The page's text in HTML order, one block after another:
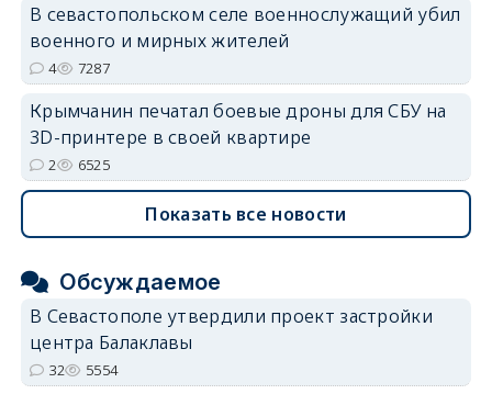
В севастопольском селе военнослужащий убил
военного и мирных жителей
4 7287
Крымчанин печатал боевые дроны для СБУ на
3D-принтере в своей квартире
2 6525
Показать все новости
Обсуждаемое
В Севастополе утвердили проект застройки
центра Балаклавы
32 5554